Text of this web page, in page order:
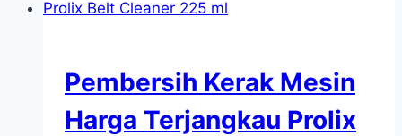
Pembersih Kerak Mesin
Harga Terjangkau Prolix